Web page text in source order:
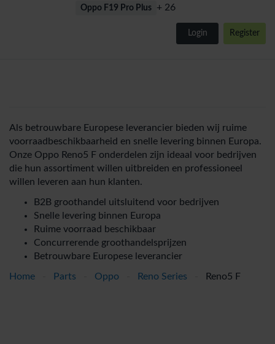
Oppo F19 Pro Plus + 26
Login Register
Als betrouwbare Europese leverancier bieden wij ruime
voorraadbeschikbaarheid en snelle levering binnen Europa.
Onze Oppo Reno5 F onderdelen zijn ideaal voor bedrijven
die hun assortiment willen uitbreiden en professioneel
willen leveren aan hun klanten.
B2B groothandel uitsluitend voor bedrijven
Snelle levering binnen Europa
Ruime voorraad beschikbaar
Concurrerende groothandelsprijzen
Betrouwbare Europese leverancier
Home Parts Oppo Reno Series Reno5 F